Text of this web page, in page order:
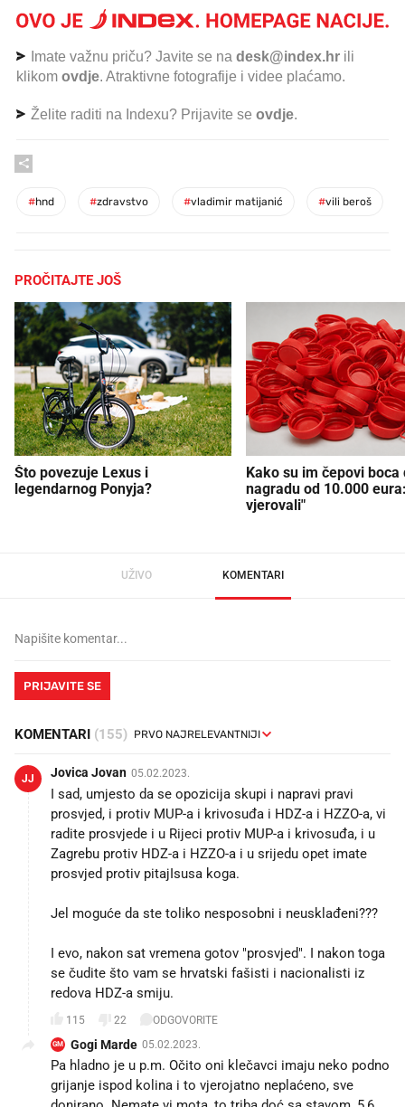
Imate važnu priču? Javite se na desk@index.hr ili
klikom ovdje. Atraktivne fotografije i videe plaćamo.
Želite raditi na Indexu? Prijavite se ovdje.
#hnd #zdravstvo #vladimir matijanić #vili beroš
PROČITAJTE JOŠ
Što povezuje Lexus i
legendarnog Ponyja?
Kako su im čepovi boca
nagradu od 10.000
vjerovali"
UŽIVO KOMENTARI
PRIJAVITE SE
KOMENTARI (155)
JJ Jovica Jovan 05.02.2023.
I sad, umjesto da se opozicija skupi i napravi pravi
prosvjed, i protiv MUP-a i krivosuđa i HDZ-a i HZZO-a, vi
radite prosvjede i u Rijeci protiv MUP-a i krivosuđa, i u
Zagrebu protiv HDZ-a i HZZO-a i u srijedu opet imate
prosvjed protiv pitajIsusa koga.
Jel moguće da ste toliko nesposobni i neusklađeni???
I evo, nakon sat vremena gotov "prosvjed". I nakon toga
se čudite što vam se hrvatski fašisti i nacionalisti iz
redova HDZ-a smiju.
115 22 ODGOVORITE
GM Gogi Marde 05.02.2023.
Pa hladno je u p.m. Očito oni klečavci imaju neko podno
grijanje ispod kolina i to vjerojatno neplaćeno, sve